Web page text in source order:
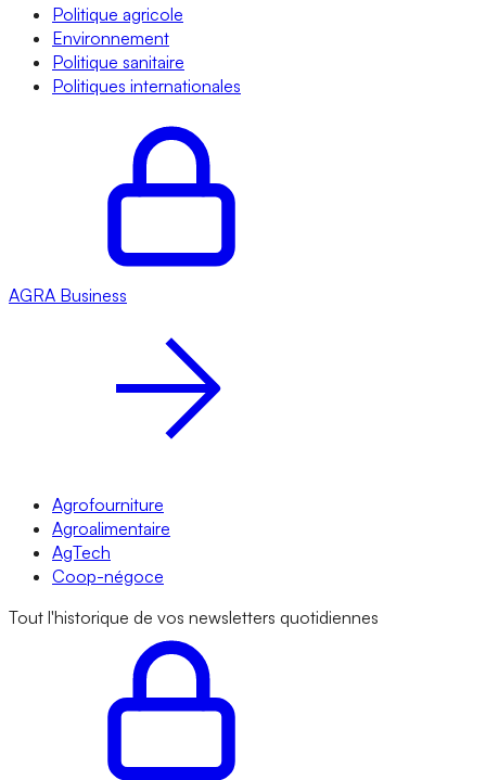
Politique agricole
Environnement
Politique sanitaire
Politiques internationales
AGRA Business
Agrofourniture
Agroalimentaire
AgTech
Coop-négoce
Tout l'historique de vos newsletters quotidiennes